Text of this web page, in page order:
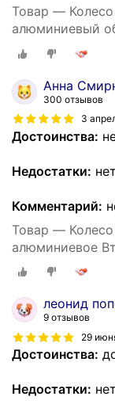
Товар —
алюминиевый
образца
Анна
300 отзывов
3
Достоинства:
Недостатки: нет
Комментарий:
Товар — Колесо
алюминиевое
отверстий
леонид
9 отзывов
29
Достоинства:
Недостатки: